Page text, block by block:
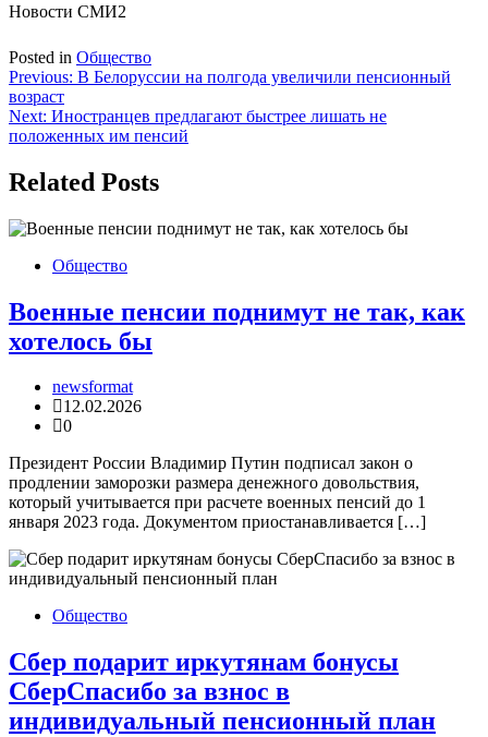
Новости СМИ2
Posted in Общество
Навигация
по
записям
Previous: В Белоруссии на полгода увеличили пенсионный
возраст
Next: Иностранцев предлагают быстрее лишать не
положенных им пенсий
Related Posts
Общество
Военные пенсии поднимут не так, как
хотелось бы
newsformat
12.02.2026
0
Президент России Владимир Путин подписал закон о
продлении заморозки размера денежного довольствия,
который учитывается при расчете военных пенсий до 1
января 2023 года. Документом приостанавливается […]
Общество
Сбер подарит иркутянам бонусы
СберСпасибо за взнос в
индивидуальный пенсионный план